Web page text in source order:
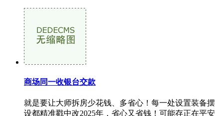
商场同一收银台交款
就是要让大师拆房少花钱、多省心！每一处设置装备摆
设都精准戳中改2025年，省心又省钱！可能存正在平安